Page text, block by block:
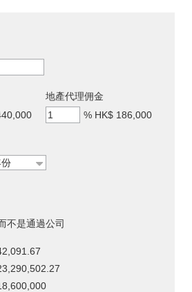
地產代理佣金
% HK$ 186,000
不是通過公司